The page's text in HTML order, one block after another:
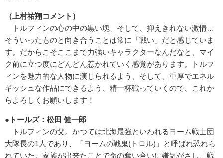
（上村祐翔コメント）
トルフィンの心の中の黒い塊、そして、抑えきれない激情…
そういったものと向き合うことは常に「戦い」だと感じていま
す。だからこそここまで力強いキャラクターなんだなと、マイ
ク前に立つ度にどんどん惹かれていく感覚があります。トルフ
ィンを魅力的な人物に演じられるよう、そして、重厚でエネル
ギッシュな作品にできるよう、精一杯戦っていくので、これか
らよろしくお願いします！
●トールズ：松田 健一郎
トルフィンの父。かつては北海最強といわれるヨーム戦士団
大隊長の1人であり、「ヨームの戦鬼(トロル)」と呼ばれ恐れら
れていた。家族が出来たことで命の奪い合いに嫌気がさし、戦